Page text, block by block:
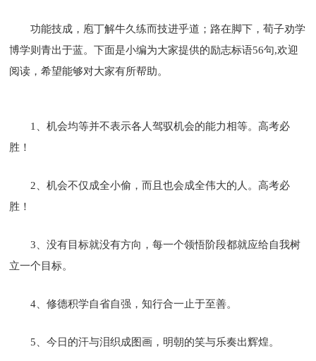
功能技成，庖丁解牛久练而技进乎道；路在脚下，荀子劝学
博学则青出于蓝。下面是小编为大家提供的励志标语56句,欢迎
阅读，希望能够对大家有所帮助。
1、机会均等并不表示各人驾驭机会的能力相等。高考必
胜！
2、机会不仅成全小偷，而且也会成全伟大的人。高考必
胜！
3、没有目标就没有方向，每一个领悟阶段都就应给自我树
立一个目标。
4、修德积学自省自强，知行合一止于至善。
5、今日的汗与泪织成图画，明朝的笑与乐奏出辉煌。